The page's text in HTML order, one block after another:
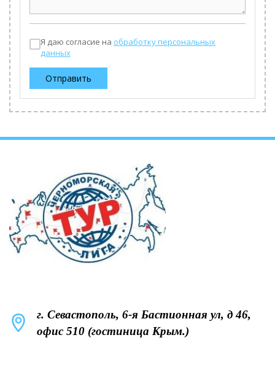
Я даю согласие на обработку персональных
данных
г. Севастополь, 6-я Бастионная ул, д 46,
офис 510 (гостиница Крым.)